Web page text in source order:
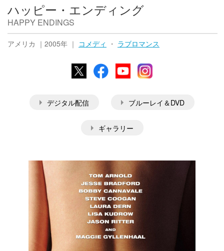
ハッピー・エンディング
HAPPY ENDINGS
アメリカ ｜2005年 ｜ コメディ ・ ラブロマンス
X FacebookYouTubeInstagram
デジタル配信 ブルーレイ＆DVD
ギャラリー